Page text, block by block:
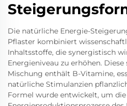
Die natürliche Energie-
Pflaster kombiniert
Inhaltsstoffe, die synergistisch
Energieniveau zu erhöhen.
Mischung enthält B-Vitamine,
natürliche Stimulanzien
Formel wurde entwickelt, um